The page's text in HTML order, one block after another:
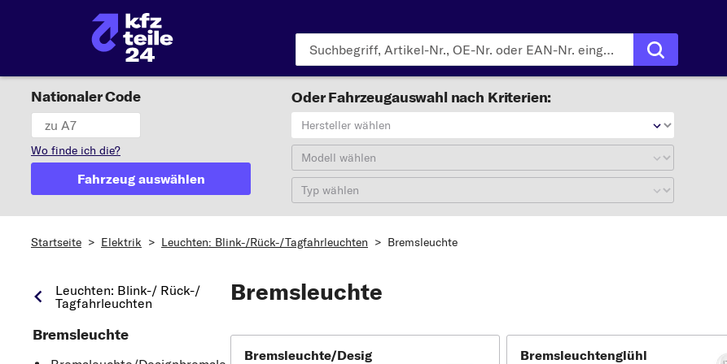
Nationaler Code
Wo finde ich die?
Fahrzeug auswählen
Oder Fahrzeugauswahl nach Kriterien:
Hersteller wählen
Modell wählen
Typ wählen
Startseite > Elektrik > Leuchten: Blink-/Rück-/Tagfahrleuchten > Bremsleuchte
Leuchten: Blink-/ Rück-/
Tagfahrleuchten
Bremsleuchte
Bremsleuchte
Bremsleuchte/Desig
Bremsleuchtenglühl